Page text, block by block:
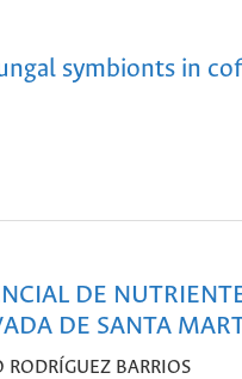
symbionts in
DE
DE SANTA
BARRIOS